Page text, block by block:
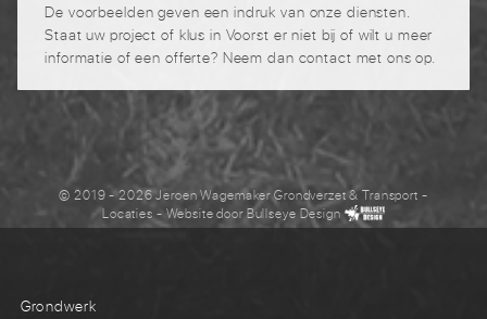
De voorbeelden geven een indruk van onze diensten.
Staat uw project of klus in Voorst er niet bij of wilt u meer
informatie of een offerte? Neem dan contact met ons op.
© 2019 - 2026 Jeroen Wagemaker Grondverzet & Transport -
Locaties - Website doorBullseye Design
Grondwerk